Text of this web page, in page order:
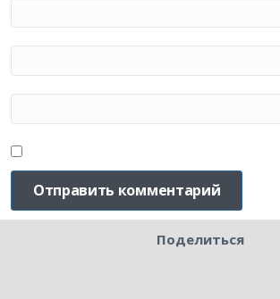
Поделиться